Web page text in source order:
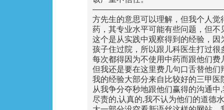
方先生的意思可以理解，但我个人觉
药，其专业水平可能有些问题，但不
这个是从实践中观察得到的经验，因
孩子住过院，所以跟儿科医生打过很
每次都得因为不使用中药而跟他们费
但我还是要在这里费几句口舌替他们
我的经验大部分来自比较好的三甲医
从我争分夺秒地跟他们赢得的沟通中
尽责的,认真的,我不认为他们的道德